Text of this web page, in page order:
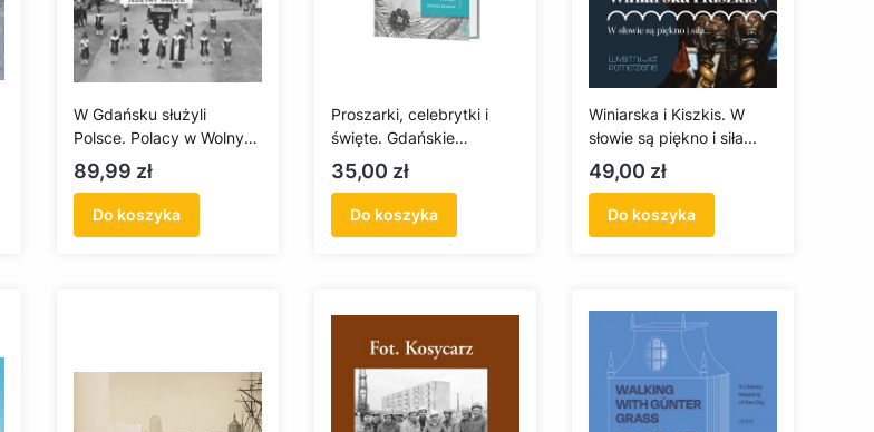
W Gdańsku służyli
Polsce. Polacy w Wolnym
Mieście Gdańsku
Cena
89,99 zł
Do koszyka
Proszarki, celebrytki i
święte. Gdańskie
herstorie
Cena
35,00 zł
Do koszyka
Winiarska i Kiszkis. W
słowie są piękno i siła...
Cena
49,00 zł
Do koszyka